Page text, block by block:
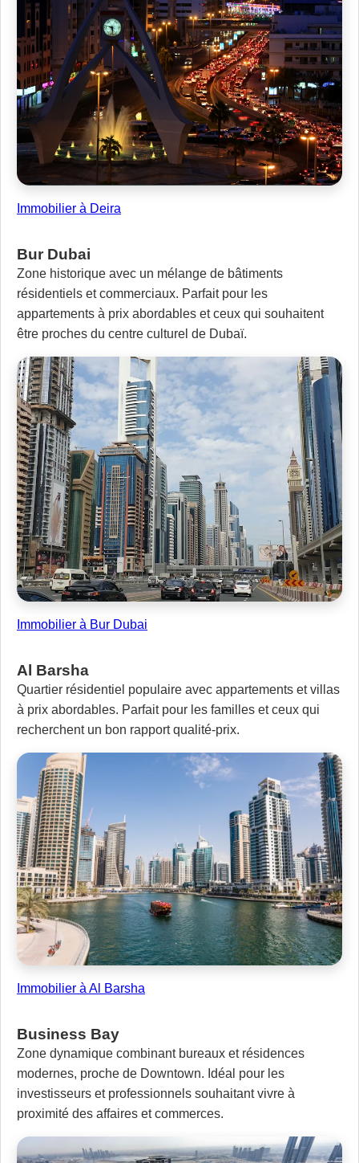
Immobilier à Deira
Bur Dubai
Zone historique avec un mélange de bâtiments
résidentiels et commerciaux. Parfait pour les
appartements à prix abordables et ceux qui souhaitent
être proches du centre culturel de Dubaï.
Immobilier à Bur Dubai
Al Barsha
Quartier résidentiel populaire avec appartements et villas
à prix abordables. Parfait pour les familles et ceux qui
recherchent un bon rapport qualité-prix.
Immobilier à Al Barsha
Business Bay
Zone dynamique combinant bureaux et résidences
modernes, proche de Downtown. Idéal pour les
investisseurs et professionnels souhaitant vivre à
proximité des affaires et commerces.